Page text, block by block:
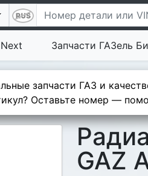
Запчасти ГАЗель
запчасти ГАЗ и
Оставьте номер —
GAZ